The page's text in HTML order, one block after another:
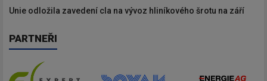
Unie odložila zavedení cla na vývoz hliníkového šrotu na září
PARTNEŘI